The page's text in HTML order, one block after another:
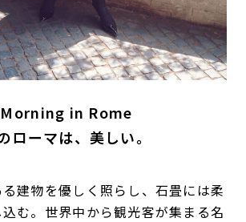
Morning in Rome
ローマは、美しい。
建物を優しく照らし、石畳には柔
む。世界中から観光客が集まる名